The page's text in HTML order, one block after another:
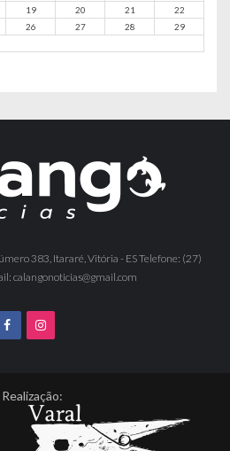
19 20 21
22
26 27 28
29
383, Itararé, Vitória - ES Telefone: (27)
calangonoticias@gmail.com
Realização: